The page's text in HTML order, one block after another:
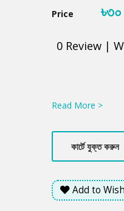
Price ৳৩০
0 Review |
Read More >
কার্টে যুক্ত করুন
Add to